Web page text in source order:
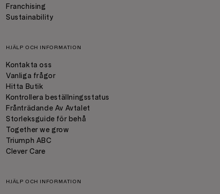
Franchising
Sustainability
HJÄLP OCH INFORMATION
Kontakta oss
Vanliga frågor
Hitta Butik
Kontrollera beställningsstatus
Frånträdande Av Avtalet
Storleksguide för behå
Together we grow
Triumph ABC
Clever Care
HJÄLP OCH INFORMATION